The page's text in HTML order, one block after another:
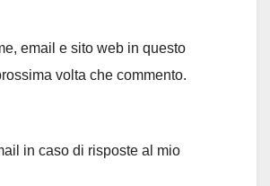
email e sito web in questo
volta che commento.
in caso di risposte al mio